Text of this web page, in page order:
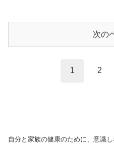
次の
1 2
自分と家族の健康のために、意識